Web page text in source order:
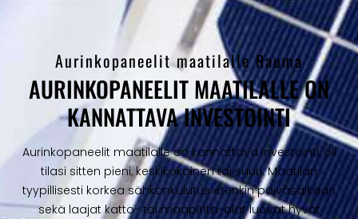
Aurinkopaneelit maatilalle Rauma
AURINKOPANEELIT MAATILALLE ON
KANNATTAVA INVESTOINTI
Aurinkopaneelit maatilalle on kannattava investointi, oli
tilasi sitten pieni, keskikokoinen tai suuri. Maatilan
tyypillisesti korkea sähkönkulutus etenkin päiväsaikaan
sekä laajat katto- tai maapinta-alat luovat hyvät